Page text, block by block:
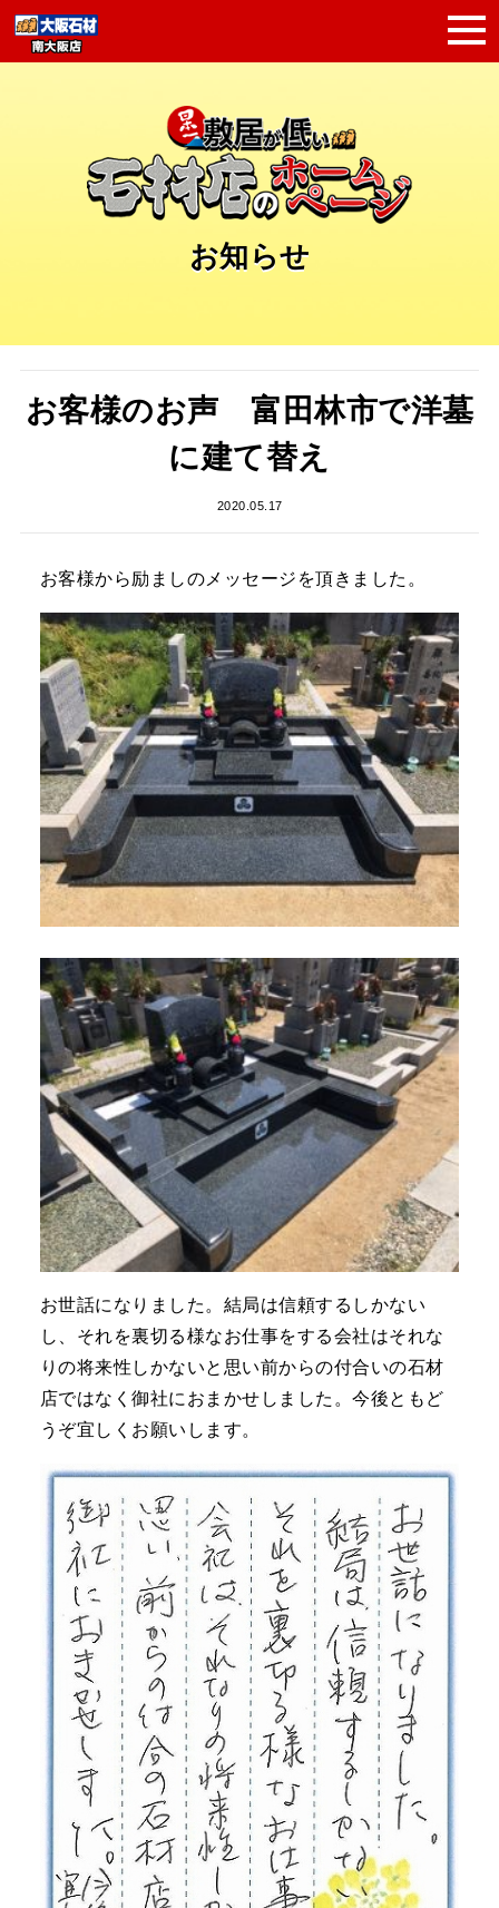
お知らせ
お客様のお声 富田林市で洋墓
に建て替え
2020.05.17
お客様から励ましのメッセージを頂きました。
お世話になりました。結局は信頼するしかない
し、それを裏切る様なお仕事をする会社はそれな
りの将来性しかないと思い前からの付合いの石材
店ではなく御社におまかせしました。今後ともど
うぞ宜しくお願いします。